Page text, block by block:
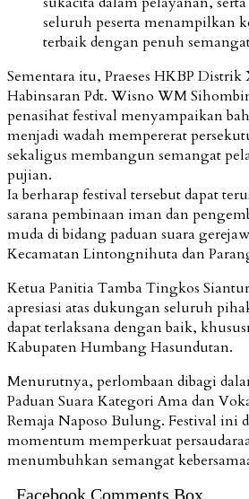
seluruh peserta menampilkan
terbaik dengan penuh
Sementara itu, Praeses HKBP
Habinsaran Pdt. Wisno WM
penasihat festival menyampaikan
menjadi wadah mempererat
sekaligus membangun semangat
pujian.
Ia berharap festival tersebut dapat
sarana pembinaan iman dan
muda di bidang paduan suara
Kecamatan Lintongnihuta dan
Ketua Panitia Tamba Tingkos
apresiasi atas dukungan seluruh
dapat terlaksana dengan baik,
Kabupaten Humbang Hasundutan.
Menurutnya, perlombaan dibagi
Paduan Suara Kategori Ama dan
Remaja Naposo Bulung. Festival ini
momentum memperkuat
menumbuhkan semangat
Facebook Comments Box